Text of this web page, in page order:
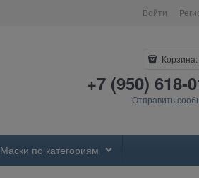
Войти
Корзина:
+7 (950) 618-
Отправить
Маски по категориям